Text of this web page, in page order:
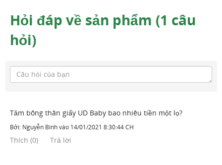
Hỏi đáp về sản phẩm (1 câu
hỏi)
Tăm bông thân giấy UD Baby bao nhiêu tiền một lọ?
Bởi: Nguyễn Bìnhvào 14/01/2021 8:30:44 CH
Thích (0) Trả lời